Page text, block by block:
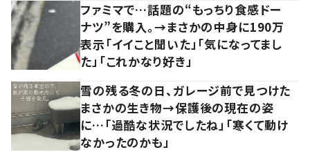
ファミマで…話題の“もっちり食感ドー
ナツ”を購入。→まさかの中身に190万
表示「イイこと聞いた」「気になってまし
た」「これかなり好き」
雪の残る冬の日、ガレージ前で見つけた
まさかの生き物→保護後の現在の姿
に…「過酷な状況でしたね」「寒くて動け
なかったのかも」